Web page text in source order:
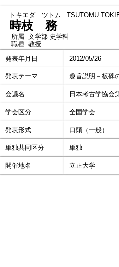
トキエダ ツトム TSUTOMU
時枝 務
所属 文学部 史学科
職種 教授
発表年月日
2012/05/26
発表テーマ 趣旨説明－板碑
会議名 日本考古学協会
学会区分 全国学会
発表形式 口頭（一般）
単独共同区分 単独
開催地名 立正大学